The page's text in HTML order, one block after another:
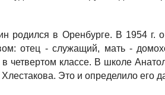
родился в Оренбурге. В 1954
отец - служащий, мать -
четвертом классе. В школе
Это и определило его